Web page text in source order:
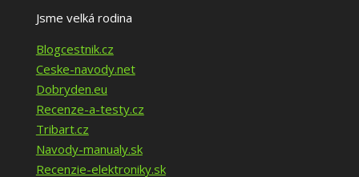
Jsme velká rodina
Blogcestnik.cz
Ceske-navody.net
Dobryden.eu
Recenze-a-testy.cz
Tribart.cz
Navody-manualy.sk
Recenzie-elektroniky.sk